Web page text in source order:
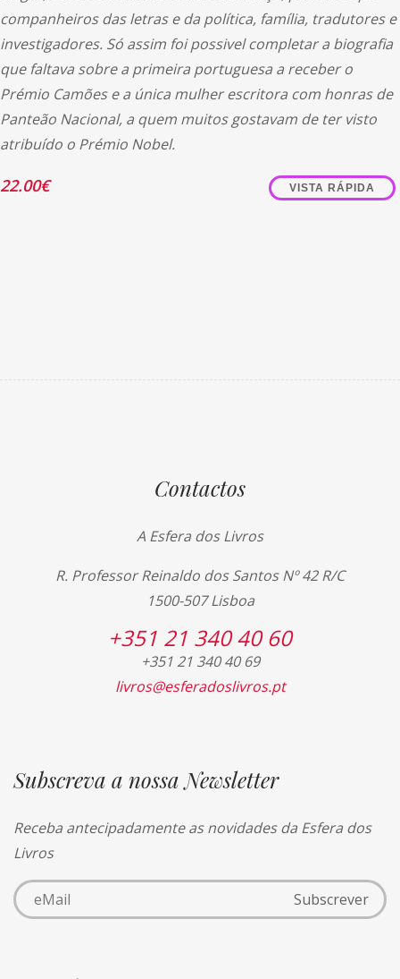
companheiros das letras e da política, família, tradutores e
investigadores. Só assim foi possivel completar a biografia
que faltava sobre a primeira portuguesa a receber o
Prémio Camões e a única mulher escritora com honras de
Panteão Nacional, a quem muitos gostavam de ter visto
atribuído o Prémio Nobel.
22.00€ VISTA RÁPIDA
Contactos
A Esfera dos Livros
R. Professor Reinaldo dos Santos Nº 42 R/C
1500-507 Lisboa
+351 21 340 40 60
+351 21 340 40 69
livros@esferadoslivros.pt
Subscreva a nossa Newsletter
Receba antecipadamente as novidades da Esfera dos
Livros